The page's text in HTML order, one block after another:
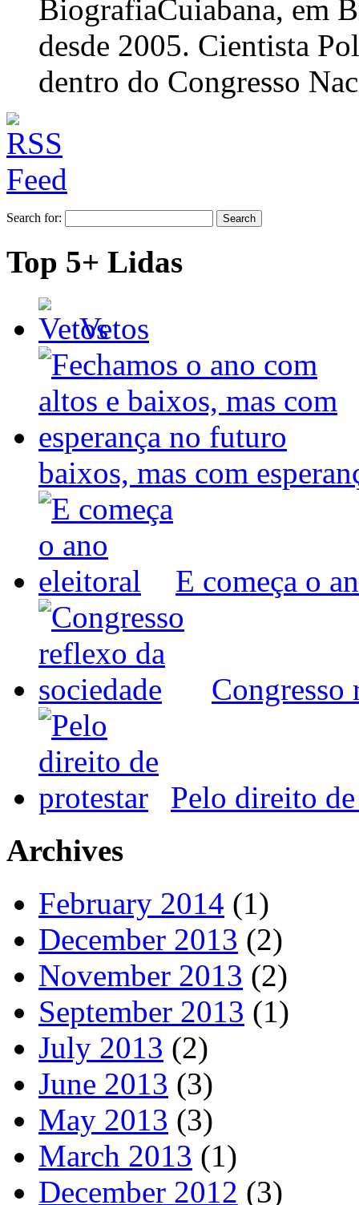
BiografiaCuiabana, em
desde 2005. Cientista
dentro do Congresso
Search for:
Top 5+ Lidas
Vetos
baixos, mas com
E começa o
Congresso
Pelo direito
Archives
February 2014 (1)
December 2013 (2)
November 2013 (2)
September 2013 (1)
July 2013 (2)
June 2013 (3)
May 2013 (3)
March 2013 (1)
December 2012 (3)